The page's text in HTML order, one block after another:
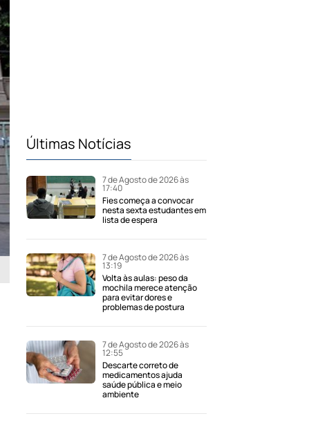
Últimas Notícias
7 de Agosto de 2026 às
17:40
Fies começa a convocar
nesta sexta estudantes em
lista de espera
7 de Agosto de 2026 às
13:19
Volta às aulas: peso da
mochila merece atenção
para evitar dores e
problemas de postura
7 de Agosto de 2026 às
12:55
Descarte correto de
medicamentos ajuda
saúde pública e meio
ambiente